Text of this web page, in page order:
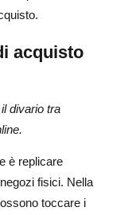
acquisto
divario tra
è replicare
fisici. Nella
toccare i